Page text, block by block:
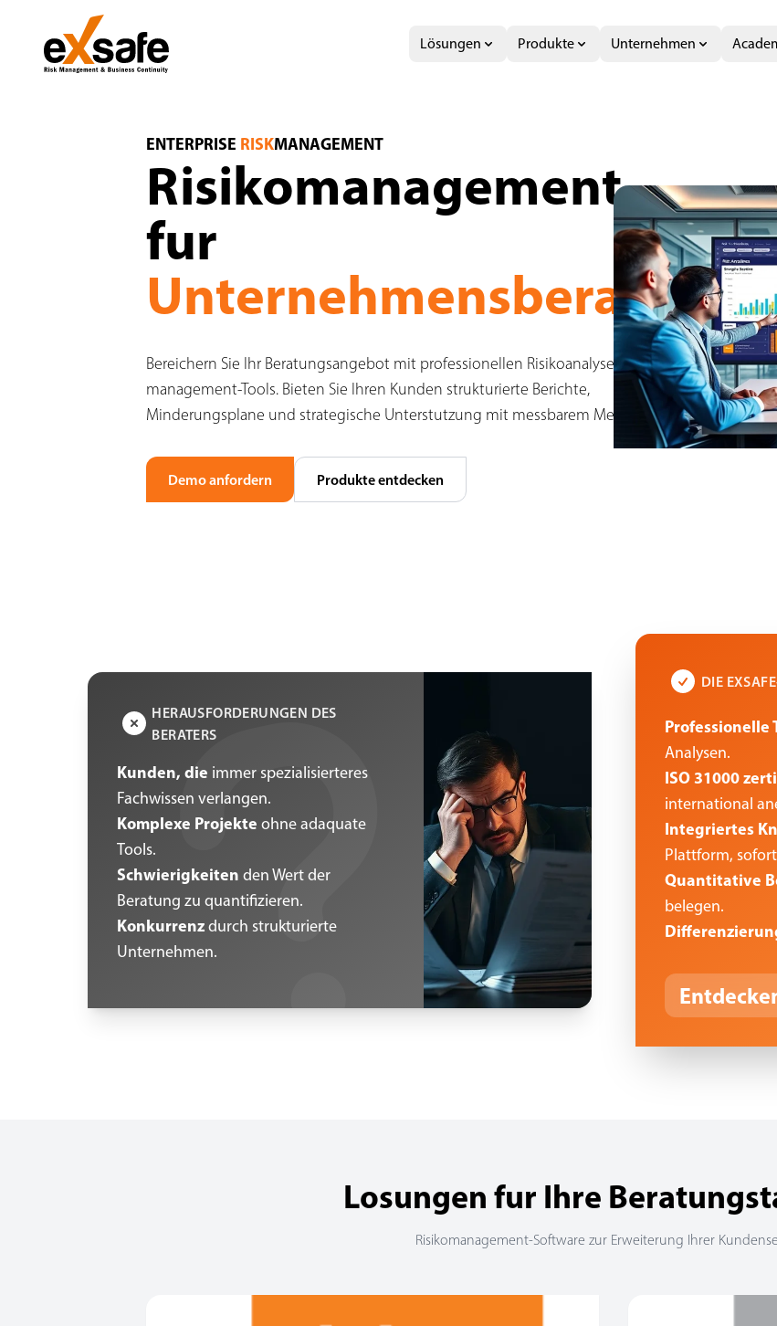
Lösungen Produkte Unternehmen
Risikomanagement-Losungen fur Unternehmensberater
ENTERPRISE RISKMANAGEMENT
Risikomanagement
fur
Unternehmensberater
Bereichern Sie Ihr Beratungsangebot mit professionellen Risikoanalyse- und -
management-Tools. Bieten Sie Ihren Kunden strukturierte Berichte,
Minderungsplane und strategische Unterstutzung mit messbarem Mehrwert.
Demo anfordern Produkte entdecken
HERAUSFORDERUNGEN DES
BERATERS
Kunden, die immer spezialisierteres
Fachwissen verlangen.
Komplexe Projekte ohne adaquate
Tools.
Schwierigkeiten den Wert der
Beratung zu quantifizieren.
Konkurrenzdurch strukturierte
Unternehmen.
DIE
Professionelle
Analysen.
ISO 31000
international
Integriertes
Plattform,
Quantitative
belegen.
Losungen fur Ihre
Risikomanagement-Software zur Erweiterung Ihrer